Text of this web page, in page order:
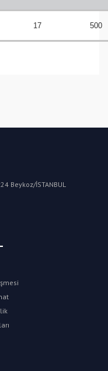
17 500
Beykoz/İSTANBUL